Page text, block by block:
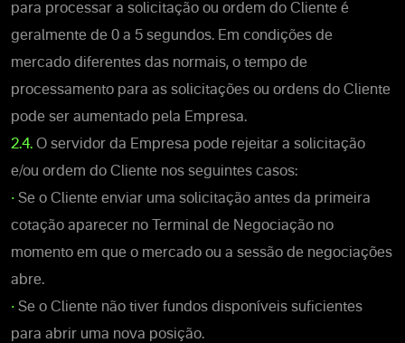
para processar a solicitação ou ordem do Cliente é
geralmente de 0 a 5 segundos. Em condições de
mercado diferentes das normais, o tempo de
processamento para as solicitações ou ordens do Cliente
pode ser aumentado pela Empresa.
2.4. O servidor da Empresa pode rejeitar a solicitação
e/ou ordem do Cliente nos seguintes casos:
• Se o Cliente enviar uma solicitação antes da primeira
cotação aparecer no Terminal de Negociação no
momento em que o mercado ou a sessão de negociações
abre.
• Se o Cliente não tiver fundos disponíveis suficientes
para abrir uma nova posição.